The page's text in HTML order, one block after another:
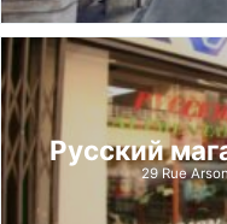
Русский
29 Rue